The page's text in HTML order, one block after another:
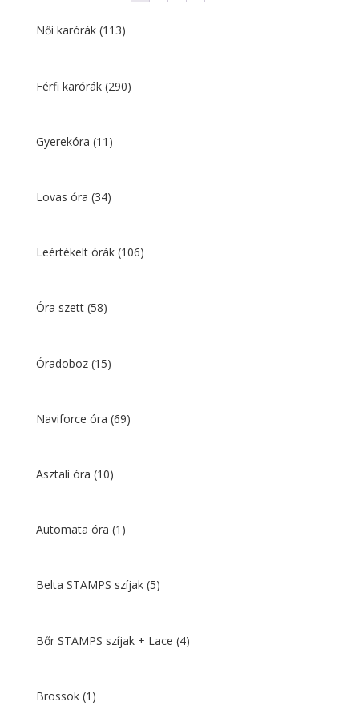
Női karórák (113)
Férfi karórák (290)
Gyerekóra (11)
Lovas óra (34)
Leértékelt órák (106)
Óra szett (58)
Óradoboz (15)
Naviforce óra (69)
Asztali óra (10)
Automata óra (1)
Belta STAMPS szíjak (5)
Bőr STAMPS szíjak + Lace (4)
Brossok (1)